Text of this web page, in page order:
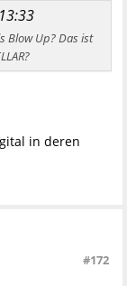
Blow Up? Das ist
in deren
#172